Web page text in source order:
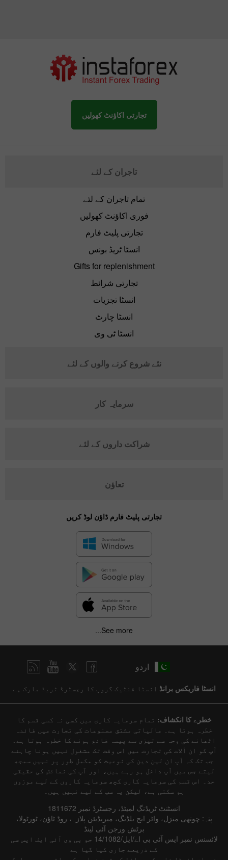
تجارتی اکاؤنٹ کھولیں
تاجران کے لئے
تمام تاجران کے لئے
فوری اکاؤنٹ کھولیں
تجارتی پلیٹ فارم
انسٹا ٹریڈ بونس
Gifts for replenishment
تجارتی شرائط
انسٹا تجزیات
انسٹا چارٹ
انسٹا ٹی وی
نئے شروع کرنے والوں کے لئے
سرمایہ کار
شراکت داروں کے لئے
تعاؤن
تجارتی پلیٹ فارم ڈاؤن لوڈ کریں
See more...
اردو
انسٹا فاریکس برانڈ انسٹا فنٹیک گروپ کا رجسٹرڈ ٹریڈ مارک ہے
خطرے کا انکشاف: تمام سرمایہ کاری میں کسی نہ کسی قسم کا
خطرہ ہوتا ہے۔ مالیاتی مشتق مصنوعات کی تجارت میں فائدہ
اٹھانے کی وجہ سے تیزی سے پیسہ ضائع ہونے کا خطرہ ہوتا ہے۔
آپ کو ان آلات کی تجارت میں اس وقت تک مشغول نہیں ہونا چاہئے
جب تک کہ آپ ان لین دین کی نوعیت کو مکمل طور پر نہیں سمجھ
لیتے جس میں آپ داخل ہو رہے ہیں، اور آپ کی نمائش کی حقیقی
حد۔ اس قسم کی سرمایہ کاری کچھ سرمایہ کاروں کے لیے موزوں
ہو سکتی ہے، لیکن یہ سب کے لیے نہیں ہیں۔
انسٹنٹ ٹریڈنگ لمیٹڈ، رجسٹرڈ نمبر 1811672
پتہ: چوتھی منزل، واٹر ایج بلڈنگ، میریڈیئن پلازہ، روڈ ٹاؤن، ٹورٹولا،
برٹش ورجن آئی لینڈ
لائسنس نمبر ایس آئی بی اے/ایل/14/1082 جو بی وی آئی ایف ایس سی
کے ذریعے جاری کیا گیا ہے